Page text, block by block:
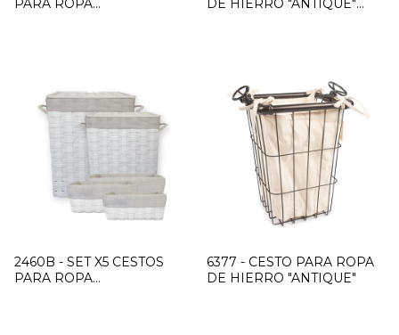
PARA ROPA
DE HIERRO "ANTIQUE"
2460B - SET X5 CESTOS
PARA ROPA
6377 - CESTO PARA ROPA
DE HIERRO "ANTIQUE"